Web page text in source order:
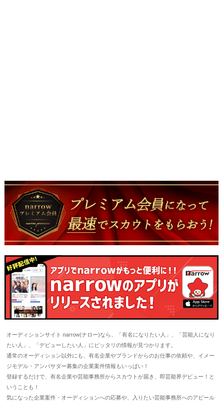
オーディションサイト narrow(ナロー)なら、「有名になりたい人」、「芸能人になり
たい人」、「デビューしたい人」にピッタリの情報が見つかります。
通常のオーディション以外にも、有名企業やブランドからのお仕事の依頼や、イメー
ジモデル・アンバサダー募集の企業案件情報もいっぱい！
登録するだけで、有名企業や芸能事務所からスカウトが届き、即芸能界デビュー！と
いうことも！
気になった企業案件・オーディションへの応募や、入りたい芸能事務所へのアピール